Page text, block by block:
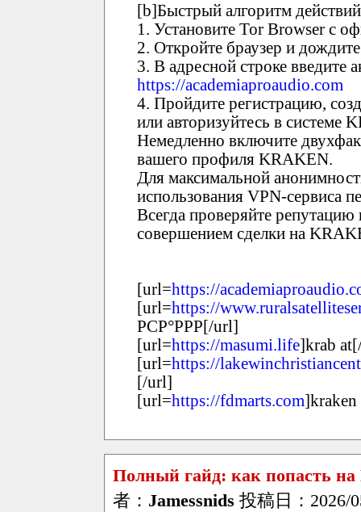
[b]Быстрый алгоритм
1. Установите Tor Browser с
2. Откройте браузер и
3. В адресной строке введите
https://academiaproaudio.com
4. Пройдите регистрацию,
или авторизуйтесь в системе
Немедленно включите
вашего профиля KRAKEN.
Для максимальной
использования VPN-сервиса
Всегда проверяйте
совершением сделки на
[url=https://
[url=https://
РСР°РРР[/url]
[url=https://masumi.life]krab
[url=https://
[/url]
[url=https://fdmarts.com
Полный гайд: как попасть
者： Jamessnids 投稿日：2026/